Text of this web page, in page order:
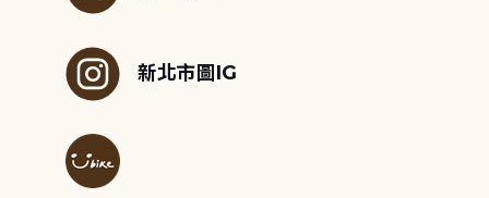
新北市圖IG